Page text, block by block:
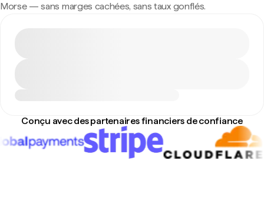
Morse — sans marges cachées, sans taux gonflés.
Conçu avec des partenaires financiers de confiance